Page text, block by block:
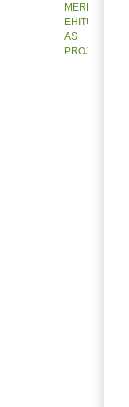
MERKO
EHITUS EESTI
AS